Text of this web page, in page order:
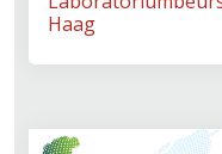
Haag